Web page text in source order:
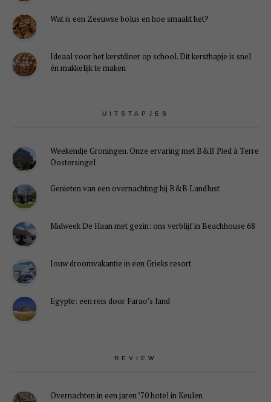
Wat is een Zeeuwse bolus en hoe smaakt het?
Ideaal voor het kerstdiner op school. Dit kersthapje is snel
én makkelijk te maken
UITSTAPJES
Weekendje Groningen. Onze ervaring met B&B Pied à Terre
Oostersingel
Genieten van een overnachting bij B&B Landlust
Midweek De Haan met gezin: ons verblijf in Beachhouse 68
Jouw droomvakantie in een Grieks resort
Egypte: een reis door Farao’s land
REVIEW
Overnachten in een jaren ’70 hotel in Keulen